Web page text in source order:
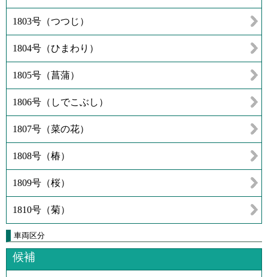
1803号（つつじ）
1804号（ひまわり）
1805号（菖蒲）
1806号（しでこぶし）
1807号（菜の花）
1808号（椿）
1809号（桜）
1810号（菊）
車両区分
候補